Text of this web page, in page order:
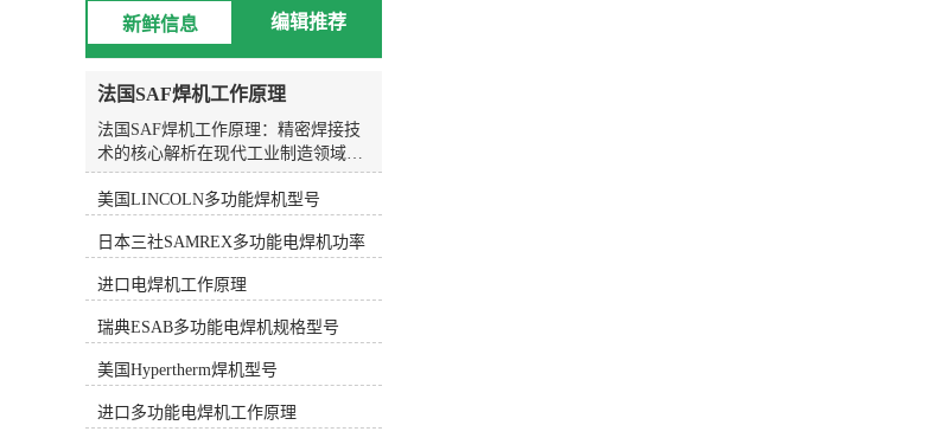
金属加工、焊接、造船等行业，用于
切割和划线工作。KOIKE小池划线嘴
的特点包括高精度的切割效果、耐用
性和稳定性，易于更换和调整。它的
应用范围涵盖金属加工、焊接、造船
等领域，能够提高工作效率和精度。
新鲜信息 编辑推荐
法国SAF焊机工作原理
法国SAF焊机工作原理：精密焊接技
术的核心解析在现代工业制造领域，
焊接技术作为材料连接的关键工艺，
其质量直接决定了结构件的安全性与
知名品牌，法国SAF焊机凭借其稳定
的性能与先进的技术，在船舶制造、
管道工程、压力容器及重型机械等行
业中得到了广泛应用。理解SAF焊机
的工作原理，不仅有助于操作人员更
好地发挥设备性能，也能为企业在工
艺选型与质量控制方面提供科学依
据。SAF焊机涵盖多种焊接模式，其
美国LINCOLN多功能焊机型号
日本三社SAMREX多功能电焊机功率
进口电焊机工作原理
瑞典ESAB多功能电焊机规格型号
美国Hypertherm焊机型号
进口多功能电焊机工作原理